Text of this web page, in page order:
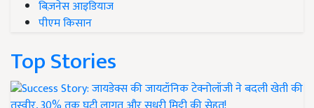
बिज़नेस आइडियाज
पीएम किसान
Top Stories